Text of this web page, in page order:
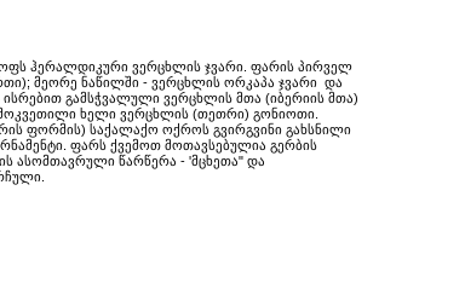
ჰერალდიკური ვერცხლის ჯვარი. ფარის პირველ
მეორე ნაწილში - ვერცხლის ორკაპა ჯვარი და
გამსჭვალული ვერცხლის მთა (იბერიის მთა)
ხელი ვერცხლის (თეთრი) გონიოთი.
ფორმის) საქალაქო ოქროს გვირგვინი გახსნილი
ფარს ქვემოთ მოთავსებულია გერბის
ასომთავრული წარწერა - 'მცხეთა" და